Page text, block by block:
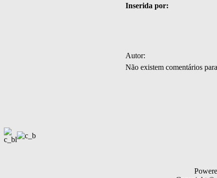
Inserida por:
Autor:
Não existem comentários